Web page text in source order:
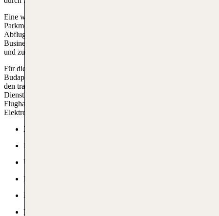
Eine weitere Option ist das Parkhaus, das überdachte
Parkmöglichkeiten bietet und direkt mit den Ankunfts- und
Abflughallen verbunden ist. Zudem gibt es spezielle Bereiche für
Business-Parkplätze, die näher an den Eingangsbereichen liegen
und zusätzlichen Komfort sowie schnelleren Zugang bieten.
Für diejenigen, die besonderen Wert auf Sicherheit legen, bietet
Budapest Flughafen auch bewachte Parkplätze an. Zusätzlich zu
den traditionellen Parkplätzen gibt es auch verschiedene
Dienstleistungen wie Valet-Parking, bei dem ein Mitarbeiter des
Flughafens das Auto parkt, sowie spezielle Parkbereiche für
Elektrofahrzeuge, die mit Ladestationen ausgestattet sind.
24/7 Zugang
Business-Parken
Urlaub-Parken
Ladestationen für Elektroautos
Kostenfreies Parken
Frauenparkplätze